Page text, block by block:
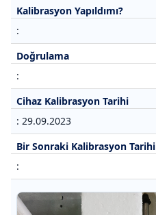
Kalibrasyon Yapıldımı?
:
Doğrulama
:
Cihaz Kalibrasyon Tarihi
: 29.09.2023
Bir Sonraki Kalibrasyon Tarihi
: